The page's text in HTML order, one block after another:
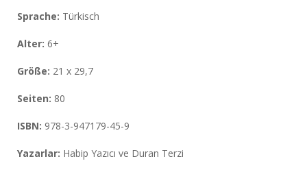
Sprache: Türkisch
Alter: 6+
Größe: 21 x 29,7
Seiten: 80
ISBN: 978-3-947179-45-9
Yazarlar: Habip Yazıcı ve Duran Terzi